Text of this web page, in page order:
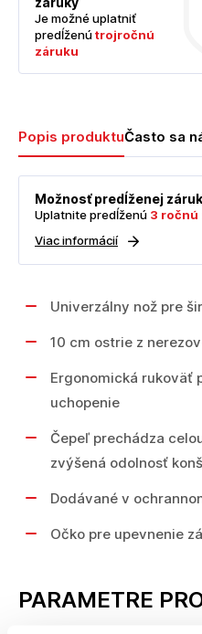
Je možné uplatniť
predĺženútrojročnú
záruku
Popis produktuČasto sa
Možnosť predĺženej
Uplatnite predĺženú 3 ročnú
Viac informácií
Univerzálny nož pre
10 cm ostrie z
Ergonomická rukoväť
uchopenie
Čepeľ prechádza
zvýšená odolnosť
Dodávané v
Očko pre upevnenie
PARAMETRE